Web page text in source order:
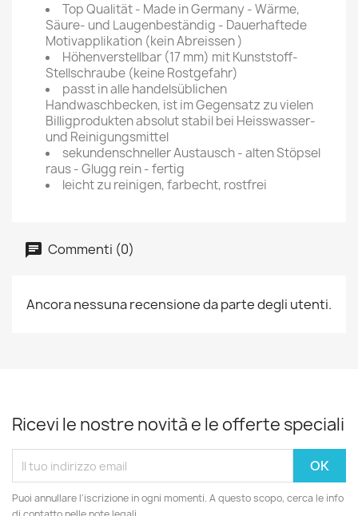
Top Qualität - Made in Germany - Wärme,
Säure- und Laugenbeständig - Dauerhaftede
Motivapplikation (kein Abreissen )
Höhenverstellbar (17 mm) mit Kunststoff-
Stellschraube (keine Rostgefahr)
passt in alle handelsüblichen
Handwaschbecken, ist im Gegensatz zu vielen
Billigprodukten absolut stabil bei Heisswasser-
und Reinigungsmittel
sekundenschneller Austausch - alten Stöpsel
raus - Glugg rein - fertig
leicht zu reinigen, farbecht, rostfrei
Commenti (0)
Ancora nessuna recensione da parte degli utenti.
Ricevi le nostre novità e le offerte speciali
Puoi annullare l'iscrizione in ogni momenti. A questo scopo, cerca le info